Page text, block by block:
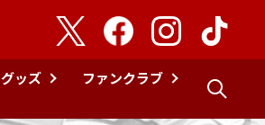
グッズ
ファンクラブ